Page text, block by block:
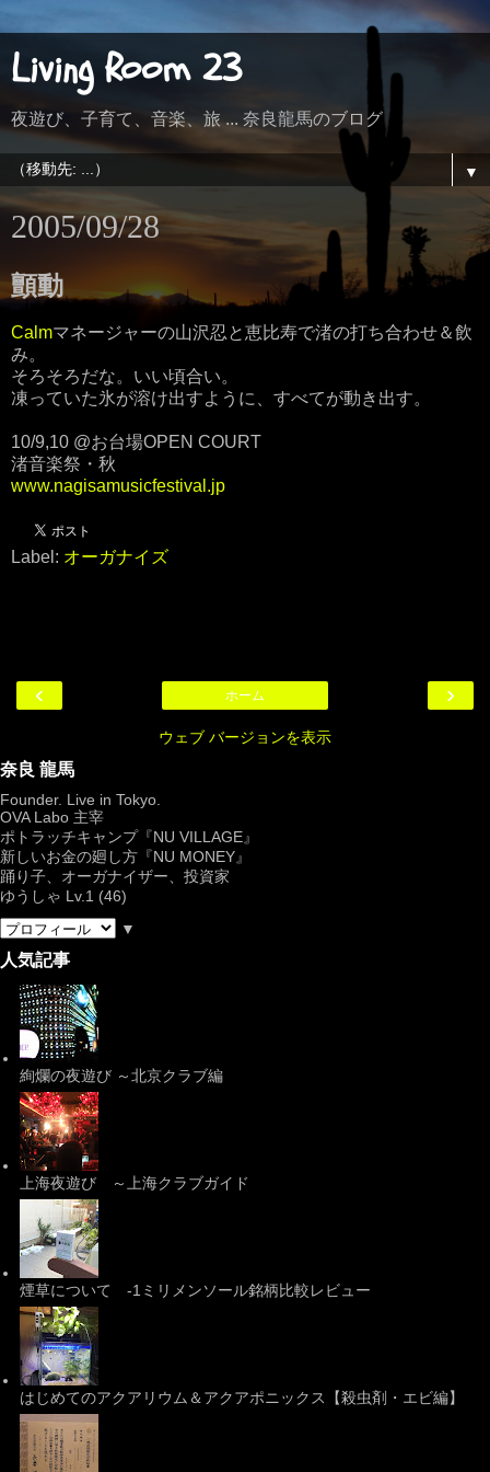
Living Room 23
夜遊び、子育て、音楽、旅 ... 奈良龍馬のブログ
▼
2005/09/28
顫動
Calmマネージャーの山沢忍と恵比寿で渚の打ち合わせ＆飲
み。
そろそろだな。いい頃合い。
凍っていた氷が溶け出すように、すべてが動き出す。
10/9,10 @お台場OPEN COURT
渚音楽祭・秋
www.nagisamusicfestival.jp
Label: オーガナイズ
‹ ›
ホーム
ウェブ バージョンを表示
奈良 龍馬
Founder. Live in Tokyo.
OVA Labo 主宰
ポトラッチキャンプ『NU VILLAGE』
新しいお金の廻し方『NU MONEY』
踊り子、オーガナイザー、投資家
ゆうしゃ Lv.1 (46)
▼
人気記事
絢爛の夜遊び ～北京クラブ編
上海夜遊び ～上海クラブガイド
煙草について -1ミリメンソール銘柄比較レビュー
はじめてのアクアリウム＆アクアポニックス【殺虫剤・エビ編】